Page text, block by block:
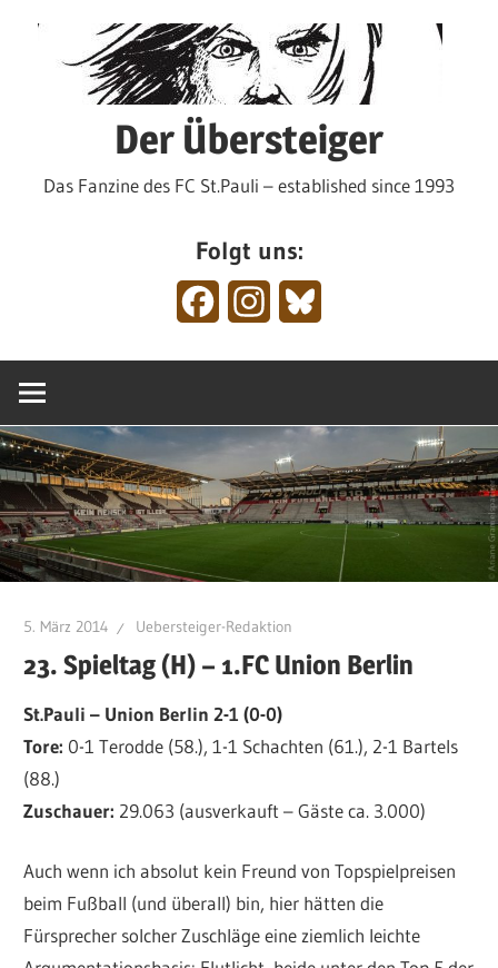
Der Übersteiger
Das Fanzine des FC St.Pauli – established since 1993
Folgt uns:
FacebookInstagram
5. März 2014 Uebersteiger-Redaktion
23. Spieltag (H) – 1.FC Union Berlin
St.Pauli – Union Berlin 2-1 (0-0)
Tore: 0-1 Terodde (58.), 1-1 Schachten (61.), 2-1 Bartels
(88.)
Zuschauer: 29.063 (ausverkauft – Gäste ca. 3.000)
Auch wenn ich absolut kein Freund von Topspielpreisen
beim Fußball (und überall) bin, hier hätten die
Fürsprecher solcher Zuschläge eine ziemlich leichte